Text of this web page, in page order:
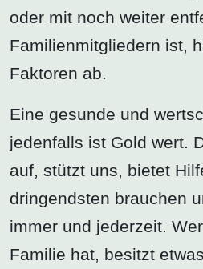
oder mit noch weiter
Familienmitgliedern ist,
Faktoren ab.
Eine gesunde und
jedenfalls ist Gold wert.
auf, stützt uns, bietet
dringendsten brauchen
immer und jederzeit.
Familie hat, besitzt